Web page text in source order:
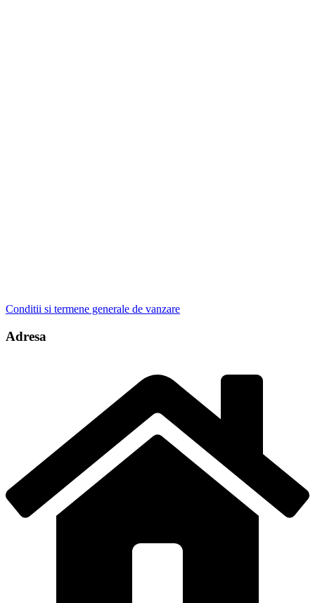
Conditii si termene generale de vanzare
Adresa